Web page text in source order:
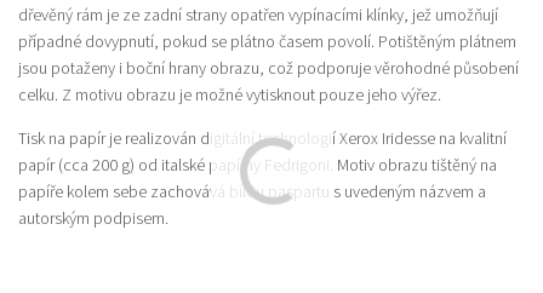
dřevěný rám je ze zadní strany opatřen vypínacími klínky, jež umožňují
případné dovypnutí, pokud se plátno časem povolí. Potištěným plátnem
jsou potaženy i boční hrany obrazu, což podporuje věrohodné působení
celku. Z motivu obrazu je možné vytisknout pouze jeho výřez.
Tisk na papír je realizován digitální technologií Xerox Iridesse na kvalitní
papír (cca 200 g) od italské papírny Fedrigoni. Motiv obrazu tištěný na
papíře kolem sebe zachovává bílou paspartu s uvedeným názvem a
autorským podpisem.